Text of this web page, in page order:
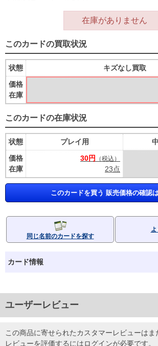
在庫がありません
このカードの買取状況
状態
価格
在庫
キズなし買取
このカードの在庫状況
状態
価格
在庫
プレイ用
30円
（税込）
23点
このカードを買う 販売価格の確認
同じ名前のカードを探す
カード情報
ユーザーレビュー
この商品に寄せられたカスタマーレビューはま
レビューを評価するにはログインが必要です。